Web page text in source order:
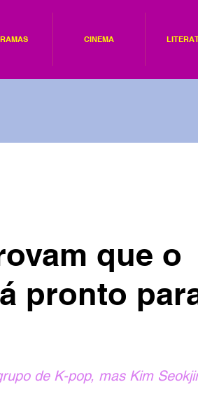
CINEMA
que o
pronto
de K-pop, mas Kim